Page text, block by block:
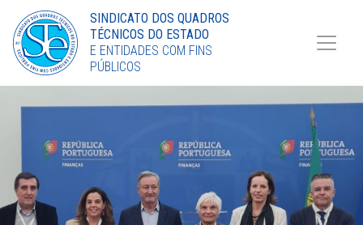
Torne-se Sócio
LinkedIn
SINDICATO DOS QUADROS
TÉCNICOS DO ESTADO
E ENTIDADES COM FINS
PÚBLICOS